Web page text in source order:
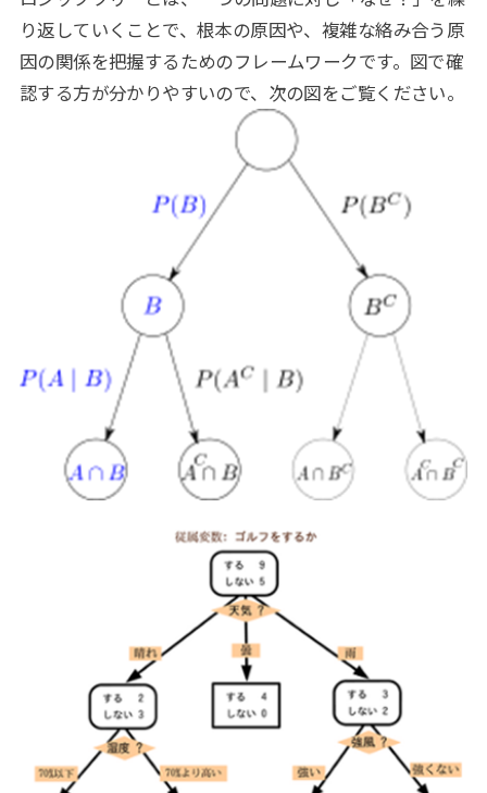
り返していくことで、根本の原因や、複雑な絡み合う原
因の関係を把握するためのフレームワークです。図で確
認する方が分かりやすいので、次の図をご覧ください。